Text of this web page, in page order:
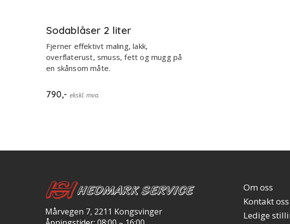
Sodablåser 2 liter
Fjerner effektivt maling, lakk,
overflaterust, smuss, fett og mugg på
en skånsom måte.
790,- ekskl. mva.
Mårvegen 7, 2211 Kongsvinger
Om oss
Kontakt oss
Ledige